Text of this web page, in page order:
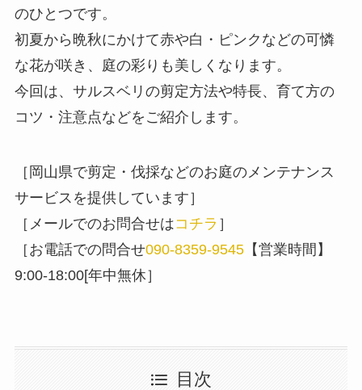
のひとつです。
初夏から晩秋にかけて赤や白・ピンクなどの可憐
な花が咲き、庭の彩りも美しくなります。
今回は、サルスベリの剪定方法や特長、育て方の
コツ・注意点などをご紹介します。
［岡山県で剪定・伐採などのお庭のメンテナンス
サービスを提供しています］
［メールでのお問合せはコチラ ］
［お電話での問合せ090-8359-9545【営業時間】
9:00-18:00[年中無休］
目次